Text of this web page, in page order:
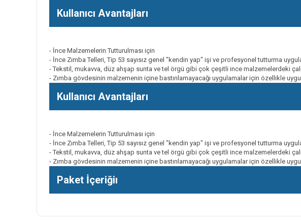
Kullanıcı Avantajları
- İnce Malzemelerin Tutturulması için
- İnce Zımba Telleri, Tip 53 sayısız genel "kendin yap" işi ve profesyonel tutturma
- Tekstil, mukavva, düz ahşap sunta ve tel örgü gibi çok çeşitli ince malzemelerdeki
- Zımba gövdesinin malzemenin içine bastırılamayacağı uygulamalar için özellikle
Kullanıcı Avantajları
- İnce Malzemelerin Tutturulması için
- İnce Zımba Telleri, Tip 53 sayısız genel "kendin yap" işi ve profesyonel tutturma
- Tekstil, mukavva, düz ahşap sunta ve tel örgü gibi çok çeşitli ince malzemelerdeki
- Zımba gövdesinin malzemenin içine bastırılamayacağı uygulamalar için özellikle
Paket İçeriğiı
Bu ürünün fiyat bilgisi, resim, ürün açıklamalarında ve diğer konularda yetersiz